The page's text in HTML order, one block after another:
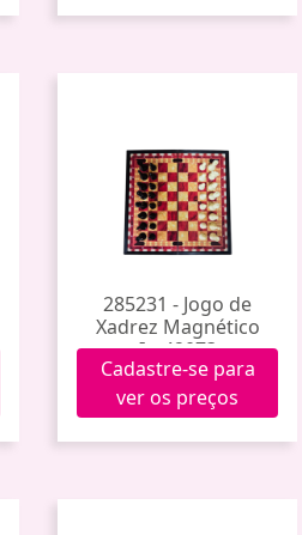
285231 - Jogo de
Xadrez Magnético
Im42073
Cadastre-se para
ver os preços